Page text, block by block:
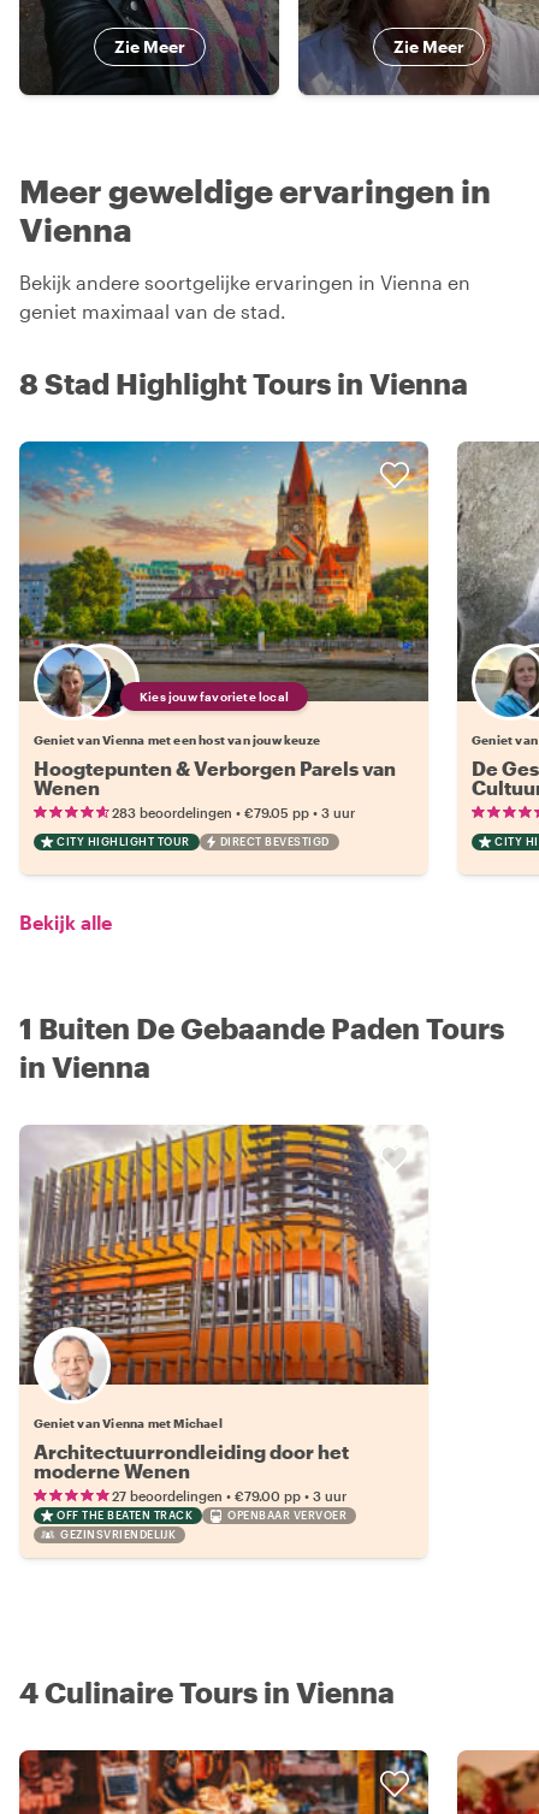
Zie Meer Zie Meer
Meer geweldige ervaringen in
Vienna
Bekijk andere soortgelijke ervaringen in Vienna en
geniet maximaal van de stad.
8 Stad Highlight Tours in Vienna
Kies jouw favoriete local
Geniet van Vienna met een host van jouw keuze
Hoogtepunten & Verborgen Parels van
Wenen
283 beoordelingen • €79.05 pp • 3 uur
CITY HIGHLIGHT TOUR DIRECT BEVESTIGD
Geniet
De
CITY
Bekijk alle
1 Buiten De Gebaande Paden Tours
in Vienna
Geniet van Vienna met Michael
Architectuurrondleiding door het
moderne Wenen
27 beoordelingen • €79.00 pp • 3 uur
OFF THE BEATEN TRACK
OPENBAAR VERVOER
GEZINSVRIENDELIJK
4 Culinaire Tours in Vienna